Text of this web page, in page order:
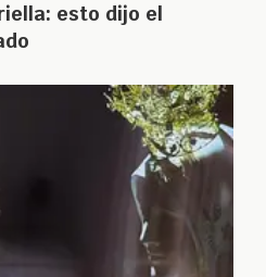
esto dijo el